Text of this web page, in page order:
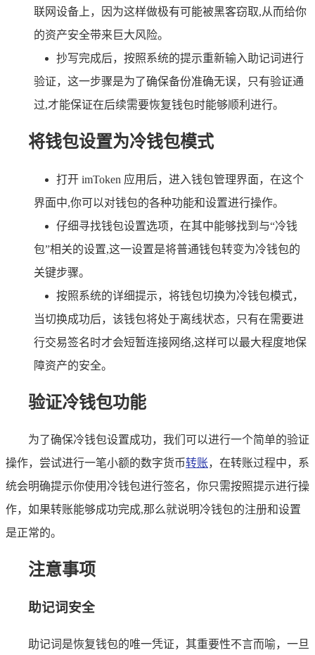
联网设备上，因为这样做极有可能被黑客窃取,从而给你
的资产安全带来巨大风险。
抄写完成后，按照系统的提示重新输入助记词进行
验证，这一步骤是为了确保备份准确无误，只有验证通
过,才能保证在后续需要恢复钱包时能够顺利进行。
将钱包设置为冷钱包模式
打开 imToken 应用后，进入钱包管理界面，在这个
界面中,你可以对钱包的各种功能和设置进行操作。
仔细寻找钱包设置选项，在其中能够找到与“冷钱
包”相关的设置,这一设置是将普通钱包转变为冷钱包的
关键步骤。
按照系统的详细提示，将钱包切换为冷钱包模式，
当切换成功后，该钱包将处于离线状态，只有在需要进
行交易签名时才会短暂连接网络,这样可以最大程度地保
障资产的安全。
验证冷钱包功能
为了确保冷钱包设置成功，我们可以进行一个简单的验证
操作，尝试进行一笔小额的数字货币转账，在转账过程中，系
统会明确提示你使用冷钱包进行签名，你只需按照提示进行操
作，如果转账能够成功完成,那么就说明冷钱包的注册和设置
是正常的。
注意事项
助记词安全
助记词是恢复钱包的唯一凭证，其重要性不言而喻，一旦